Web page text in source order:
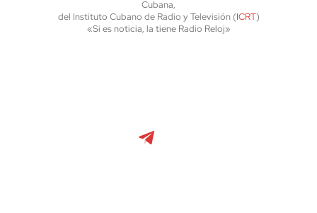
Cubana,
del Instituto Cubano de Radio y Televisión (ICRT)
«Si es noticia, la tiene Radio Reloj»